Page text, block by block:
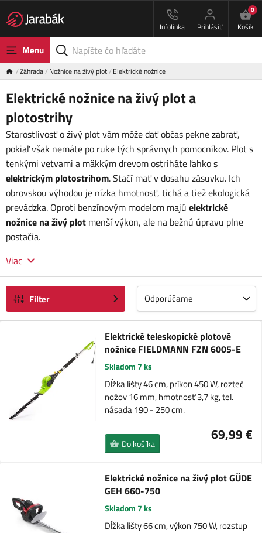
Infolinka Prihlásiť
0
Košík
Menu
Záhrada Nožnice na živý plot Elektrické nožnice
Elektrické nožnice na živý plot a
plotostrihy
Starostlivosť o živý plot vám môže dať občas pekne zabrať,
pokiaľ však nemáte po ruke tých správnych pomocníkov. Plot s
tenkými vetvami a mäkkým drevom ostriháte ľahko s
elektrickým plotostrihom. Stačí mať v dosahu zásuvku. Ich
obrovskou výhodou je nízka hmotnosť, tichá a tiež ekologická
prevádzka. Oproti benzínovým modelom majú elektrické
nožnice na živý plot menší výkon, ale na bežnú úpravu plne
postačia.
Viac
Filter Odporúčame
Elektrické teleskopické plotové
nožnice FIELDMANN FZN 6005-E
Skladom 7 ks
Dĺžka lišty 46 cm, príkon 450 W, rozteč
nožov 16 mm, hmotnosť 3,7 kg, tel.
násada 190 - 250 cm.
69,99 €
Do košíka
Elektrické nožnice na živý plot GÜDE
GEH 660-750
Skladom 7 ks
Dĺžka lišty 66 cm, výkon 750 W, rozstup